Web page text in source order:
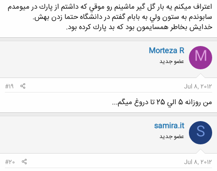
اعتراف ميكنم يه بار گل گير ماشينم رو موقي كه داشتم از پارك در ميومدم
سابوندم به ستون ولي به بابام گفتم در دانشگاه حتما زدن بهش.
خدايش بخاطر همسايمون بود كه بد پارك كرده بود.
M
Morteza R
عضو جدید
Jul 8, 2012
#19
من روزانه 5 الي 25 تا دروغ ميگم...
S
samira.it
عضو جدید
Jul 8, 2012
#20